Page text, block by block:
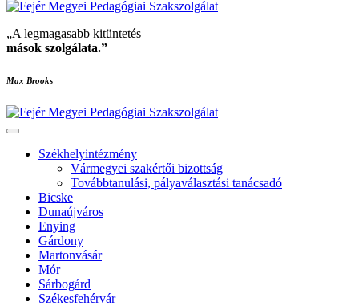
„A legmagasabb kitüntetés
mások szolgálata.”
Max Brooks
Székhelyintézmény
Vármegyei szakértői bizottság
Továbbtanulási, pályaválasztási tanácsadó
Bicske
Dunaújváros
Enying
Gárdony
Martonvásár
Mór
Sárbogárd
Székesfehérvár